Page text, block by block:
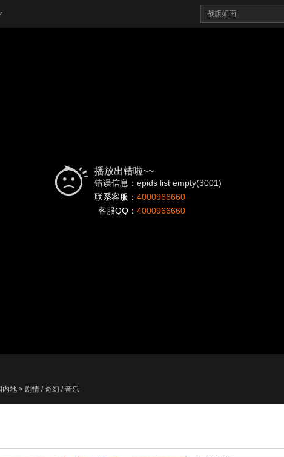
播放出错啦~~
错误信息：epids list empty(3001)
联系客服： 4000966660
客服QQ： 4000966660
内地 > 剧情 / 奇幻 / 音乐